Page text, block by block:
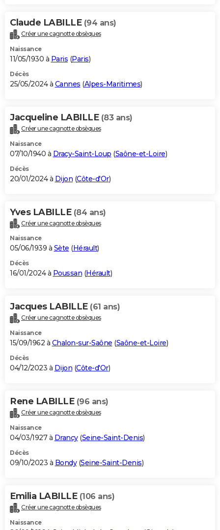
Claude LABILLE (94 ans)
Créer une cagnotte obsèques
Naissance
11/05/1930 à Paris (Paris)
Décès
25/05/2024 à Cannes (Alpes-Maritimes)
Jacqueline LABILLE (83 ans)
Créer une cagnotte obsèques
Naissance
07/10/1940 à Dracy-Saint-Loup (Saône-et-Loire)
Décès
20/01/2024 à Dijon (Côte-d'Or)
Yves LABILLE (84 ans)
Créer une cagnotte obsèques
Naissance
05/06/1939 à Sète (Hérault)
Décès
16/01/2024 à Poussan (Hérault)
Jacques LABILLE (61 ans)
Créer une cagnotte obsèques
Naissance
15/09/1962 à Chalon-sur-Saône (Saône-et-Loire)
Décès
04/12/2023 à Dijon (Côte-d'Or)
Rene LABILLE (96 ans)
Créer une cagnotte obsèques
Naissance
04/03/1927 à Drancy(Seine-Saint-Denis)
Décès
09/10/2023 à Bondy(Seine-Saint-Denis)
Emilia LABILLE (106 ans)
Créer une cagnotte obsèques
Naissance